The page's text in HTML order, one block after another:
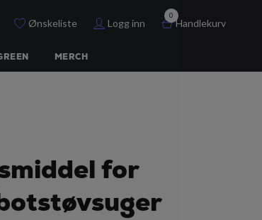
Ønskeliste Logg inn
0
Handlekurv
MERCH
for